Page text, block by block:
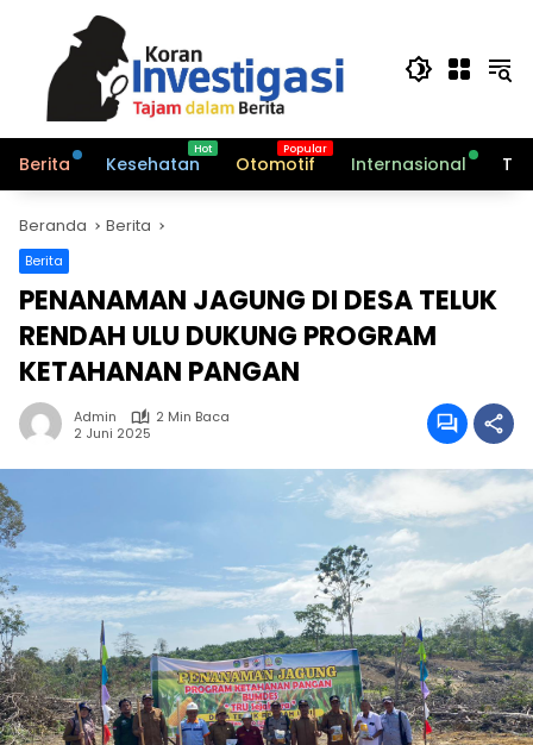
Berita Kesehatan Otomotif Internasional
Beranda Berita
Berita
PENANAMAN JAGUNG DI DESA TELUK
RENDAH ULU DUKUNG PROGRAM
KETAHANAN PANGAN
Admin
2 Min Baca
2 Juni 2025